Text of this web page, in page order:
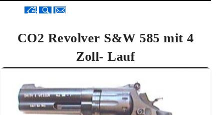
CO2 Revolver S&W 585 mit 4
Zoll- Lauf